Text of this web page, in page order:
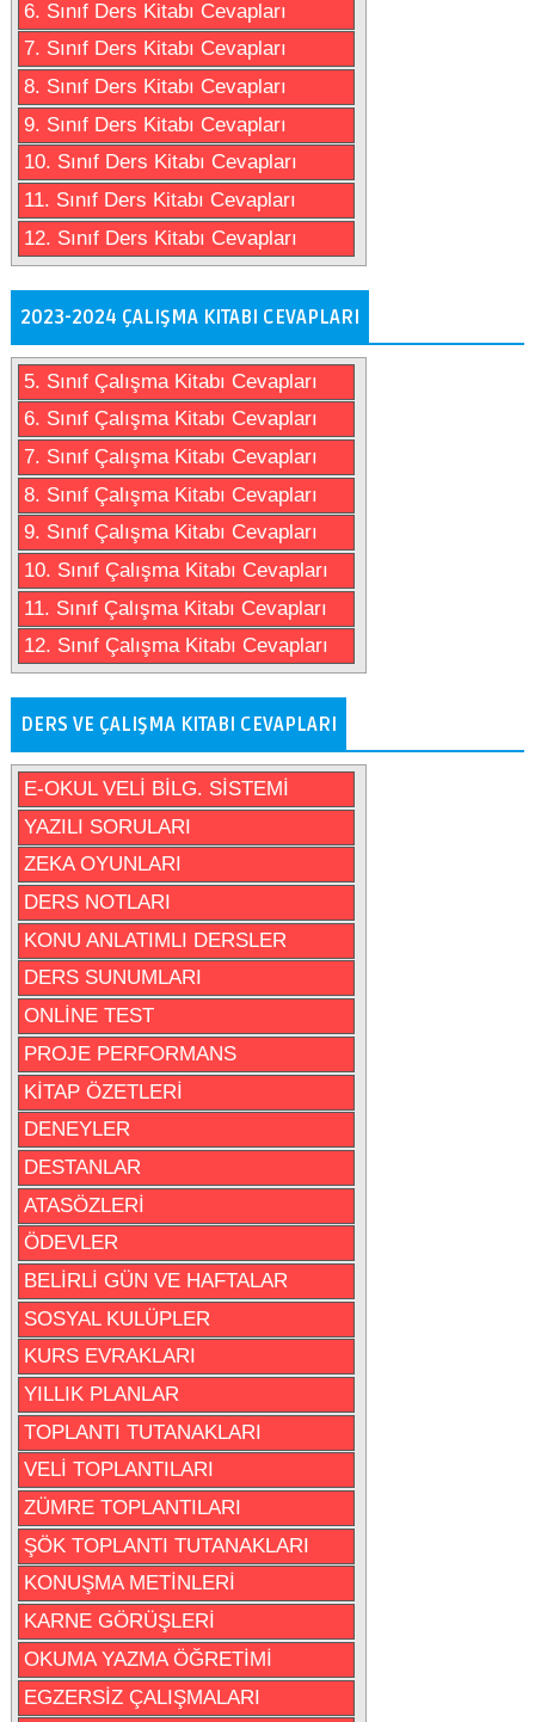
6. Sınıf Ders Kitabı Cevapları
7. Sınıf Ders Kitabı Cevapları
8. Sınıf Ders Kitabı Cevapları
9. Sınıf Ders Kitabı Cevapları
10. Sınıf Ders Kitabı Cevapları
11. Sınıf Ders Kitabı Cevapları
12. Sınıf Ders Kitabı Cevapları
2023-2024 ÇALIŞMA KITABI CEVAPLARI
5. Sınıf Çalışma Kitabı Cevapları
6. Sınıf Çalışma Kitabı Cevapları
7. Sınıf Çalışma Kitabı Cevapları
8. Sınıf Çalışma Kitabı Cevapları
9. Sınıf Çalışma Kitabı Cevapları
10. Sınıf Çalışma Kitabı Cevapları
11. Sınıf Çalışma Kitabı Cevapları
12. Sınıf Çalışma Kitabı Cevapları
DERS VE ÇALIŞMA KITABI CEVAPLARI
E-OKUL VELİ BİLG. SİSTEMİ
YAZILI SORULARI
ZEKA OYUNLARI
DERS NOTLARI
KONU ANLATIMLI DERSLER
DERS SUNUMLARI
ONLİNE TEST
PROJE PERFORMANS
KİTAP ÖZETLERİ
DENEYLER
DESTANLAR
ATASÖZLERİ
ÖDEVLER
BELİRLİ GÜN VE HAFTALAR
SOSYAL KULÜPLER
KURS EVRAKLARI
YILLIK PLANLAR
TOPLANTI TUTANAKLARI
VELİ TOPLANTILARI
ZÜMRE TOPLANTILARI
ŞÖK TOPLANTI TUTANAKLARI
KONUŞMA METİNLERİ
KARNE GÖRÜŞLERİ
OKUMA YAZMA ÖĞRETİMİ
EGZERSİZ ÇALIŞMALARI